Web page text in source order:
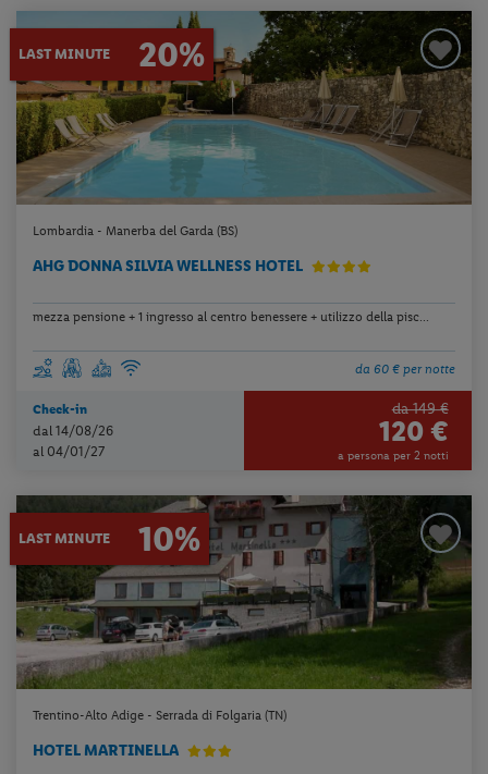
LAST MINUTE 20%
Lombardia - Manerba del Garda (BS)
AHG DONNA SILVIA WELLNESS HOTEL
mezza pensione + 1 ingresso al centro benessere + utilizzo della pisc...
da 60 € per notte
Check-in
dal 14/08/26
al 04/01/27
da 149 €
120 €
a persona per 2 notti
LAST MINUTE 10%
Trentino-Alto Adige - Serrada di Folgaria (TN)
HOTEL MARTINELLA